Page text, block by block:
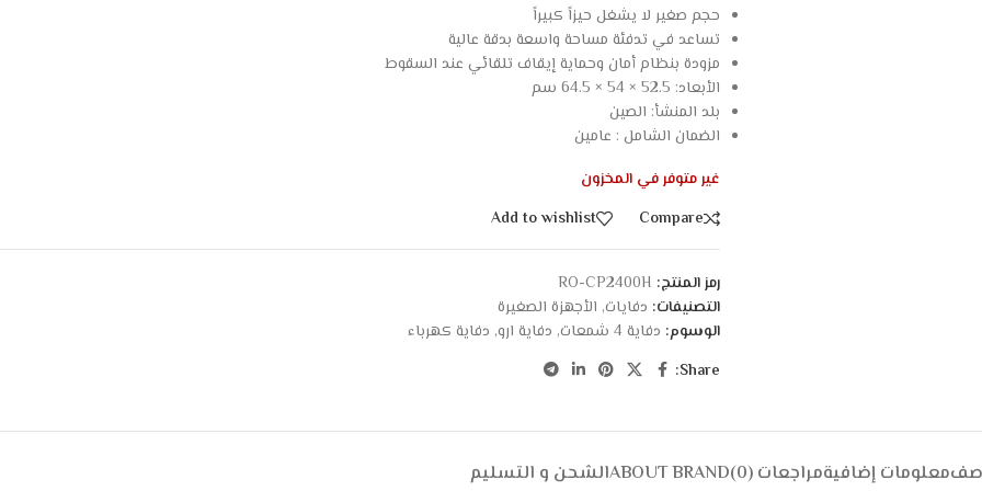
حجم صغير لا يشغل حيزاً كبيراً
تساعد في تدفئة مساحة واسعة بدقة عالية
مزودة بنظام أمان وحماية إيقاف تلقائي عند السقوط
الأبعاد: 52.5 × 54 × 64.5 سم
بلد المنشأ: الصين
الضمان الشامل : عامين
غير متوفر في المخزون
Compare
Add to wishlist
رمز المنتج: RO-CP2400H
التصنيفات: دفايات, الأجهزة الصغيرة
الوسوم: دفاية 4 شمعات , دفاية ارو, دفاية كهرباء
Share:
معلومات إضافيةمراجعات (0) ABOUT BRANDالشحن و التسليم